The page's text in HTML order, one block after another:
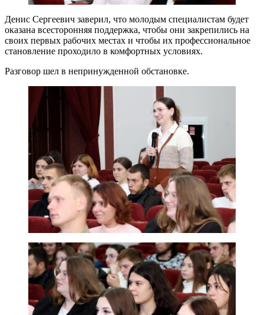
Денис Сергеевич заверил, что молодым специалистам будет
оказана всесторонняя поддержка, чтобы они закрепились на
своих первых рабочих местах и чтобы их профессиональное
становление проходило в комфортных условиях.
Разговор шел в непринужденной обстановке.